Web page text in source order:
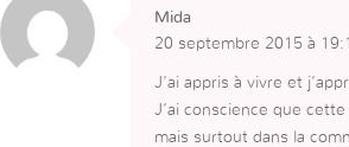
Mida
20 septembre 2015 à
J’ai appris à vivre et
J’ai conscience que
mais surtout dans la